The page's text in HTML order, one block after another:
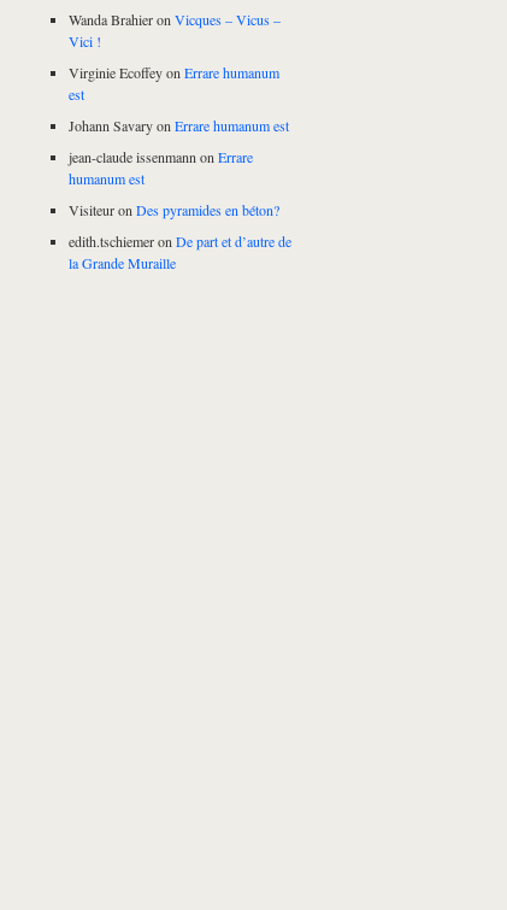
Wanda BrahieronVicques – Vicus –
Vici !
Virginie EcoffeyonErrare humanum
est
Johann SavaryonErrare humanum est
jean-claude issenmannonErrare
humanum est
VisiteuronDes pyramides en béton?
edith.tschiemeronDe part et d’autre de
la Grande Muraille